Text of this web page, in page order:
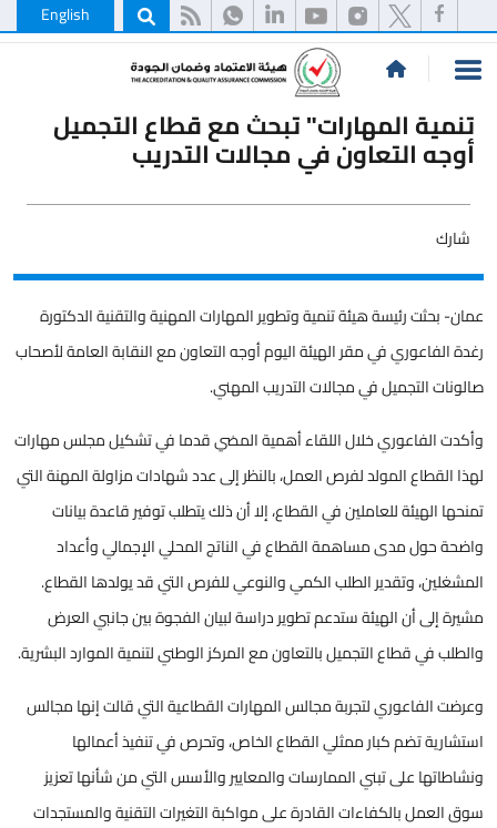
English
تنمية المهارات" تبحث مع قطاع التجميل
أوجه التعاون في مجالات التدريب
شارك
عمان- بحثت رئيسة هيئة تنمية وتطوير المهارات المهنية والتقنية الدكتورة
رغدة الفاعوري في مقر الهيئة اليوم أوجه التعاون مع النقابة العامة لأصحاب
صالونات التجميل في مجالات التدريب المهني.
وأكدت الفاعوري خلال اللقاء أهمية المضي قدما في تشكيل مجلس مهارات
لهذا القطاع المولد لفرص العمل، بالنظر إلى عدد شهادات مزاولة المهنة التي
تمنحها الهيئة للعاملين في القطاع، إلا أن ذلك يتطلب توفير قاعدة بيانات
واضحة حول مدى مساهمة القطاع في الناتج المحلي الإجمالي وأعداد
المشغلين، وتقدير الطلب الكمي والنوعي للفرص التي قد يولدها القطاع.
مشيرة إلى أن الهيئة ستدعم تطوير دراسة لبيان الفجوة بين جانبي العرض
والطلب في قطاع التجميل بالتعاون مع المركز الوطني لتنمية الموارد البشرية.
وعرضت الفاعوري لتجربة مجالس المهارات القطاعية التي قالت إنها مجالس
استشارية تضم كبار ممثلي القطاع الخاص، وتحرص في تنفيذ أعمالها
ونشاطاتها على تبني الممارسات والمعايير والأسس التي من شأنها تعزيز
سوق العمل بالكفاءات القادرة على مواكبة التغيرات التقنية والمستجدات